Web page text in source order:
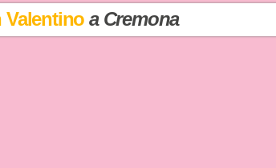
Valentinoa Cremona